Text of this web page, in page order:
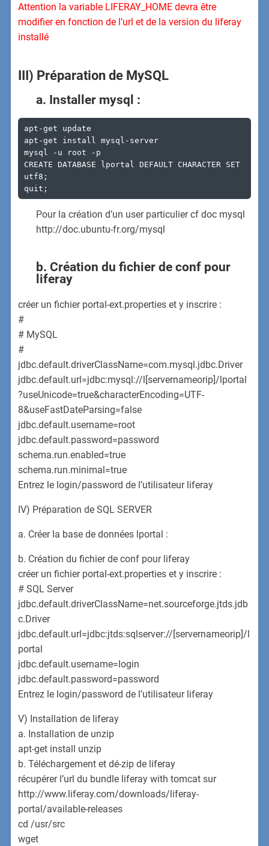
Attention la variable LIFERAY_HOME devra être
modifier en fonction de l’url et de la version du liferay
installé
III) Préparation de MySQL
a. Installer mysql :
apt-get update
apt-get install mysql-server
mysql -u root -p
CREATE DATABASE lportal DEFAULT CHARACTER SET
utf8;
quit;
Pour la création d’un user particulier cf doc mysql
http://doc.ubuntu-fr.org/mysql
b. Création du fichier de conf pour
liferay
créer un fichier portal-ext.properties et y inscrire :
#
# MySQL
#
jdbc.default.driverClassName=com.mysql.jdbc.Driver
jdbc.default.url=jdbc:mysql://l[servernameorip]/lportal
?useUnicode=true&characterEncoding=UTF-
8&useFastDateParsing=false
jdbc.default.username=root
jdbc.default.password=password
schema.run.enabled=true
schema.run.minimal=true
Entrez le login/password de l’utilisateur liferay
IV) Préparation de SQL SERVER
a. Créer la base de données lportal :
b. Création du fichier de conf pour liferay
créer un fichier portal-ext.properties et y inscrire :
# SQL Server
jdbc.default.driverClassName=net.sourceforge.jtds.jdb
c.Driver
jdbc.default.url=jdbc:jtds:sqlserver://[servernameorip]/l
portal
jdbc.default.username=login
jdbc.default.password=password
Entrez le login/password de l’utilisateur liferay
V) Installation de liferay
a. Installation de unzip
apt-get install unzip
b. Téléchargement et dé-zip de liferay
récupérer l’url du bundle liferay with tomcat sur
http://www.liferay.com/downloads/liferay-
portal/available-releases
cd /usr/src
wget